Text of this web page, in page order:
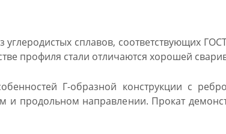
углеродистых сплавов, соответствующих
профиля стали отличаются хорошей
Г-образной конструкции с
и продольном направлении. Прокат